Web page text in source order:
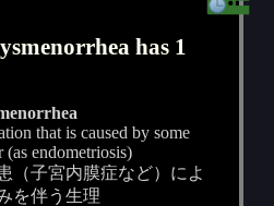
has 1
that is caused by some
(as endometriosis)
（子宮内膜症など）によ
を伴う生理